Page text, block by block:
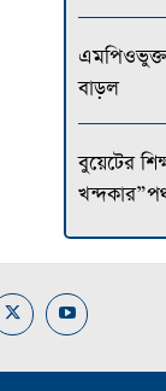
এমপিওভুক্ত
বাড়ল
বুয়েটের